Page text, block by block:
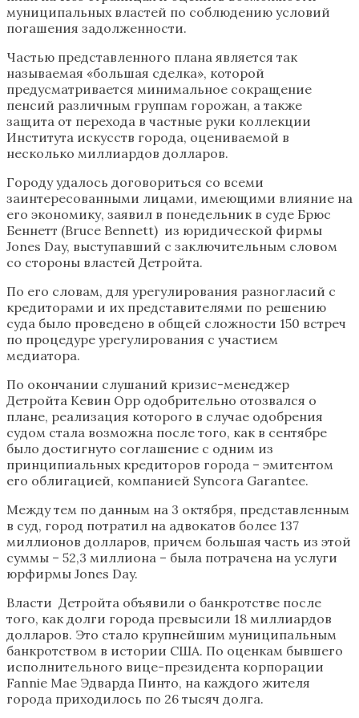
муниципальных властей по соблюдению условий
погашения задолженности.
Частью представленного плана является так
называемая «большая сделка», которой
предусматривается минимальное сокращение
пенсий различным группам горожан, а также
защита от перехода в частные руки коллекции
Института искусств города, оцениваемой в
несколько миллиардов долларов.
Городу удалось договориться со всеми
заинтересованными лицами, имеющими влияние на
его экономику, заявил в понедельник в суде Брюс
Беннетт (Bruce Bennett) из юридической фирмы
Jones Day, выступавший с заключительным словом
со стороны властей Детройта.
По его словам, для урегулирования разногласий с
кредиторами и их представителями по решению
суда было проведено в общей сложности 150 встреч
по процедуре урегулирования с участием
медиатора.
По окончании слушаний кризис-менеджер
Детройта Кевин Орр одобрительно отозвался о
плане, реализация которого в случае одобрения
судом стала возможна после того, как в сентябре
было достигнуто соглашение с одним из
принципиальных кредиторов города – эмитентом
его облигацией, компанией Syncora Garantee.
Между тем по данным на 3 октября, представленным
в суд, город потратил на адвокатов более 137
миллионов долларов, причем большая часть из этой
суммы – 52,3 миллиона – была потрачена на услуги
юрфирмы Jones Day.
Власти Детройта объявили о банкротстве после
того, как долги города превысили 18 миллиардов
долларов. Это стало крупнейшим муниципальным
банкротством в истории США. По оценкам бывшего
исполнительного вице-президента корпорации
Fannie Mae Эдварда Пинто, на каждого жителя
города приходилось по 26 тысяч долга.